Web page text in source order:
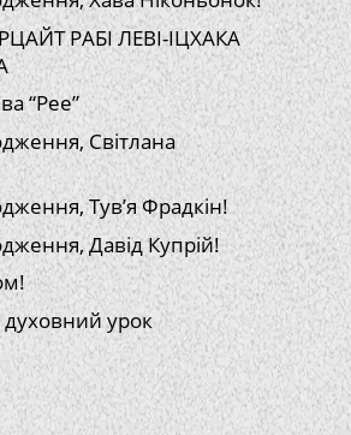
РАБІ ЛЕВІ-ІЦХАКА
“Рее”
Світлана
Тув’я Фрадкін!
Давід Купрій!
духовний урок